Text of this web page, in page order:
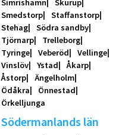
Simrishamn
Skurup
Smedstorp
Staffanstorp
Stehag
Södra sandby
Tjörnarp
Trelleborg
Tyringe
Veberöd
Vellinge
Vinslöv
Ystad
Åkarp
Åstorp
Ängelholm
Ödåkra
Önnestad
Örkelljunga
Södermanlands län